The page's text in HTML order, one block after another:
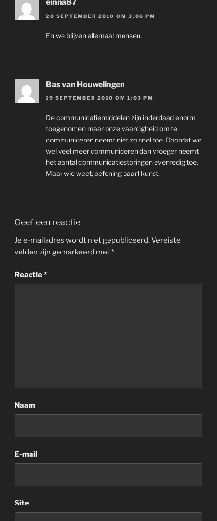
einna87
20 SEPTEMBER 2010 OM 3:06 PM
En we blijven allemaal mensen.
Bas van Houwelingen
19 SEPTEMBER 2010 OM 1:03 PM
De communicatiemiddelen zijn inderdaad enorm
toegenomen maar onze vaardigheid om te
communiceren neemt niet zo snel toe. Doordat we
wel veel meer communiceren dan vroeger neemt
het aantal communicatiestoringen evenredig toe.
Maar wie weet, oefening baart kunst.
Geef een reactie
Je e-mailadres wordt niet gepubliceerd.Vereiste
velden zijn gemarkeerd met*
Reactie*
Naam
E-mail
Site